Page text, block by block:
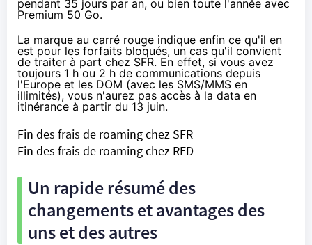
pendant 35 jours par an, ou bien toute l'année avec
Premium 50 Go.
La marque au carré rouge indique enfin ce qu'il en
est pour les forfaits bloqués, un cas qu'il convient
de traiter à part chez SFR. En effet, si vous avez
toujours 1 h ou 2 h de communications depuis
l'Europe et les DOM (avec les SMS/MMS en
illimités), vous n'aurez pas accès à la data en
itinérance à partir du 13 juin.
Fin des frais de roaming chez SFR
Fin des frais de roaming chez RED
Un rapide résumé des
changements et avantages des
uns et des autres